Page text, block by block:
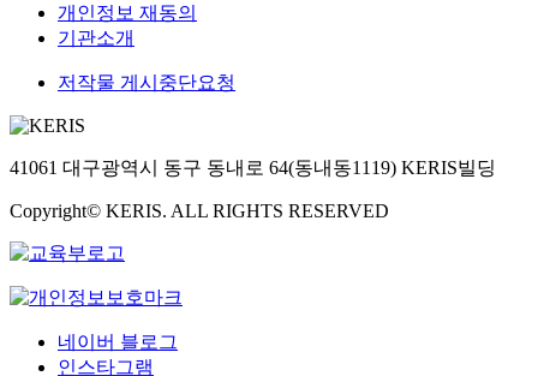
개인정보 재동의
기관소개
저작물 게시중단요청
41061 대구광역시 동구 동내로 64(동내동1119) KERIS빌딩
Copyright© KERIS. ALL RIGHTS RESERVED
네이버 블로그
인스타그램